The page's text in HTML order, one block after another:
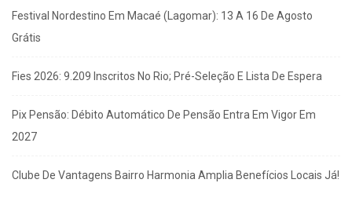
Festival Nordestino Em Macaé (Lagomar): 13 A 16 De Agosto
Grátis
Fies 2026: 9.209 Inscritos No Rio; Pré-Seleção E Lista De Espera
Pix Pensão: Débito Automático De Pensão Entra Em Vigor Em
2027
Clube De Vantagens Bairro Harmonia Amplia Benefícios Locais Já!